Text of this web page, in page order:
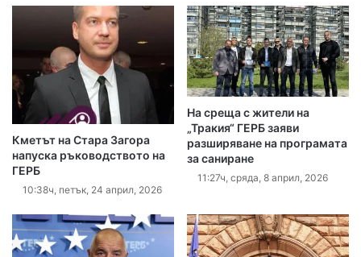
Кметът на Стара Загора
напуска ръководството на
ГЕРБ
10:38ч, петък, 24 април, 2026
На среща с жители на
„Тракия“ ГЕРБ заяви
разширяване на програмата
за саниране
11:27ч, сряда, 8 април, 2026